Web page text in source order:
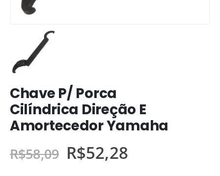
Chave P/ Porca
Cilíndrica Direção E
Amortecedor Yamaha
R$58,09 R$52,28